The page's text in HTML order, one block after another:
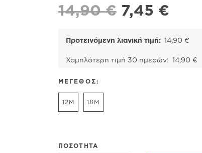
14,90€ Original
was:
14,90 €.
7,45 €Η
τιμή
είναι:
Προτεινόμενη λιανική τιμή: 14,90 €
Χαμηλότερη τιμή 30 ημερών: 14,90 €
ΜΕΓΕΘΟΣ:
12M 18M
ΠΟΣΟΤΗΤΑ